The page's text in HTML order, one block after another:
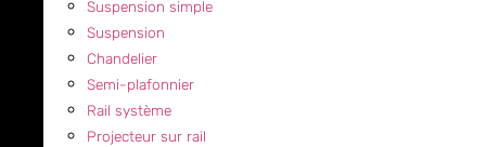
Suspension simple
Suspension
Chandelier
Semi-plafonnier
Rail système
Projecteur sur rail